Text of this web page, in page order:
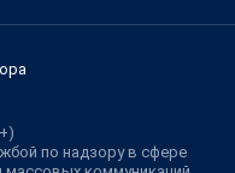
по надзору в сфере